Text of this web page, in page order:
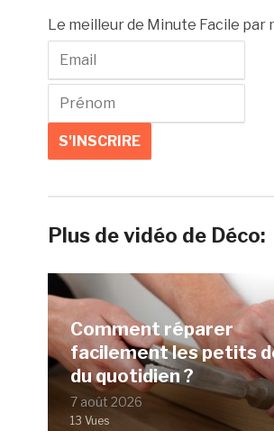
Le meilleur de Minute Facile par
Plus de vidéo de Déco:
Comment réparer
facilement les petits
du quotidien ?
7 août 2026
13 Vues